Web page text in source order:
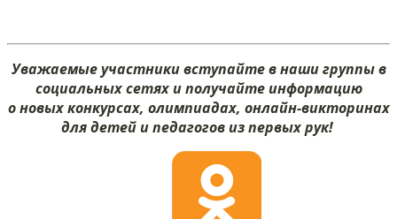
Уважаемые участники вступайте в наши группы в
социальных сетях и получайте информацию
о новых конкурсах, олимпиадах, онлайн-викторинах
для детей и педагогов из первых рук!